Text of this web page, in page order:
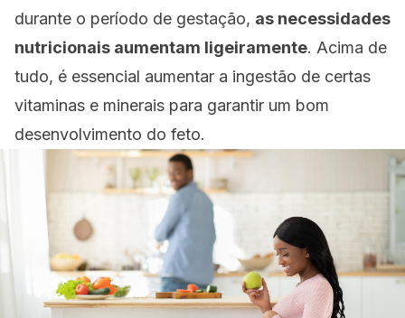
durante o período de gestação, as necessidades
nutricionais aumentam ligeiramente. Acima de
tudo, é essencial aumentar a ingestão de certas
vitaminas e minerais para garantir um bom
desenvolvimento do feto.